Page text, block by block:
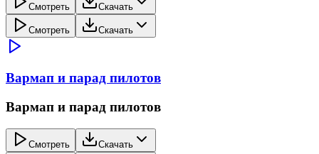
Смотреть Скачать
Смотреть Скачать
Вармап и парад пилотов
Вармап и парад пилотов
Смотреть Скачать